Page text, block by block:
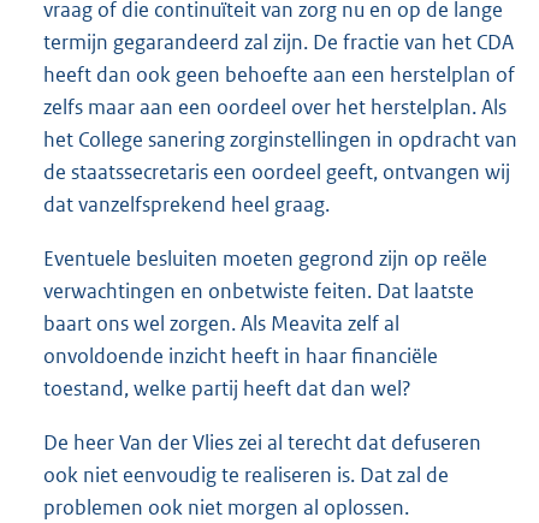
vraag of die continuïteit van zorg nu en op de lange
termijn gegarandeerd zal zijn. De fractie van het CDA
heeft dan ook geen behoefte aan een herstelplan of
zelfs maar aan een oordeel over het herstelplan. Als
het College sanering zorginstellingen in opdracht van
de staatssecretaris een oordeel geeft, ontvangen wij
dat vanzelfsprekend heel graag.
Eventuele besluiten moeten gegrond zijn op reële
verwachtingen en onbetwiste feiten. Dat laatste
baart ons wel zorgen. Als Meavita zelf al
onvoldoende inzicht heeft in haar financiële
toestand, welke partij heeft dat dan wel?
De heer Van der Vlies zei al terecht dat defuseren
ook niet eenvoudig te realiseren is. Dat zal de
problemen ook niet morgen al oplossen.